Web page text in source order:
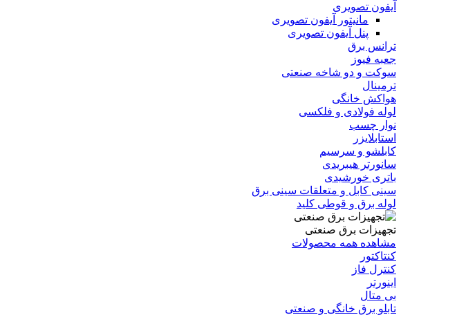
آیفون تصویری
مانیتور آیفون تصویری
پنل آیفون تصویری
ترانس برق
جعبه فیوز
سوکت و دو شاخه صنعتی
ترمینال
هواکش خانگی
لوله فولادی و فلکسی
نوار چسب
استابلایزر
کابلشو و سرسیم
سانورتر هیبریدی
باتری خورشیدی
سینی کابل و متعلقات سینی برق
لوله برق و قوطی کلید
تجهیزات برق صنعتی
مشاهده همه محصولات
کنتاکتور
کنترل فاز
اینورتر
بی متال
تابلو برق خانگی و صنعتی